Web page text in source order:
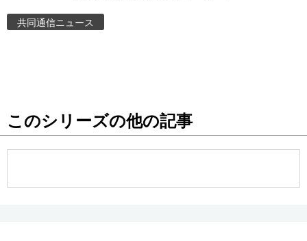
People
共同通信ニュース
このシリーズの他の記事